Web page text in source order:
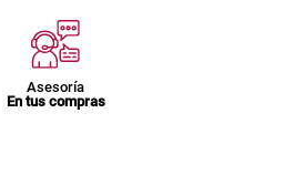
Asesoría
En tus compras